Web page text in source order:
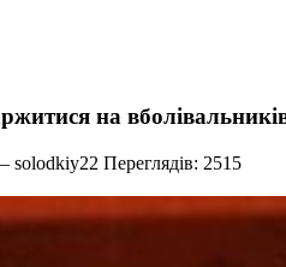
на
solodkiy22 Переглядів: 2515